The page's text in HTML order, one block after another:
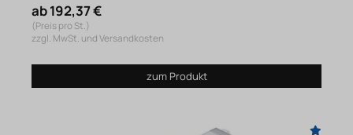
ab 192,37 €
(Preis pro St.)
zzgl. MwSt. und Versandkosten
zum Produkt